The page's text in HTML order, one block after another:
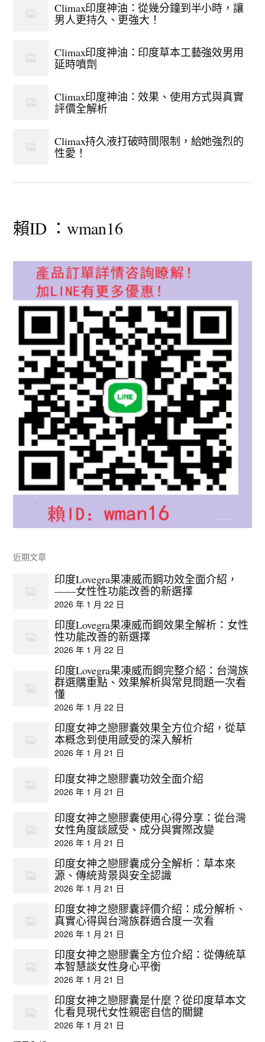
Climax印度神油：從幾分鐘到半小時，讓
男人更持久、更強大！
Climax印度神油：印度草本工藝強效男用
延時噴劑
Climax印度神油：效果、使用方式與真實
評價全解析
Climax持久液打破時間限制，給她強烈的
性愛！
賴ID ：wman16
近期文章
印度Lovegra果凍威而鋼功效全面介紹，
——女性性功能改善的新選擇
2026 年 1 月 22 日
印度Lovegra果凍威而鋼效果全解析：女性
性功能改善的新選擇
2026 年 1 月 22 日
印度Lovegra果凍威而鋼完整介紹：台灣族
群選購重點、效果解析與常見問題一次看
懂
2026 年 1 月 22 日
印度女神之戀膠囊效果全方位介紹，從草
本概念到使用感受的深入解析
2026 年 1 月 21 日
印度女神之戀膠囊功效全面介紹
2026 年 1 月 21 日
印度女神之戀膠囊使用心得分享：從台灣
女性角度談感受、成分與實際改變
2026 年 1 月 21 日
印度女神之戀膠囊成分全解析：草本來
源、傳統背景與安全認識
2026 年 1 月 21 日
印度女神之戀膠囊評價介紹：成分解析、
真實心得與台灣族群適合度一次看
2026 年 1 月 21 日
印度女神之戀膠囊全方位介紹：從傳統草
本智慧談女性身心平衡
2026 年 1 月 21 日
印度女神之戀膠囊是什麼？從印度草本文
化看見現代女性親密自信的關鍵
2026 年 1 月 21 日